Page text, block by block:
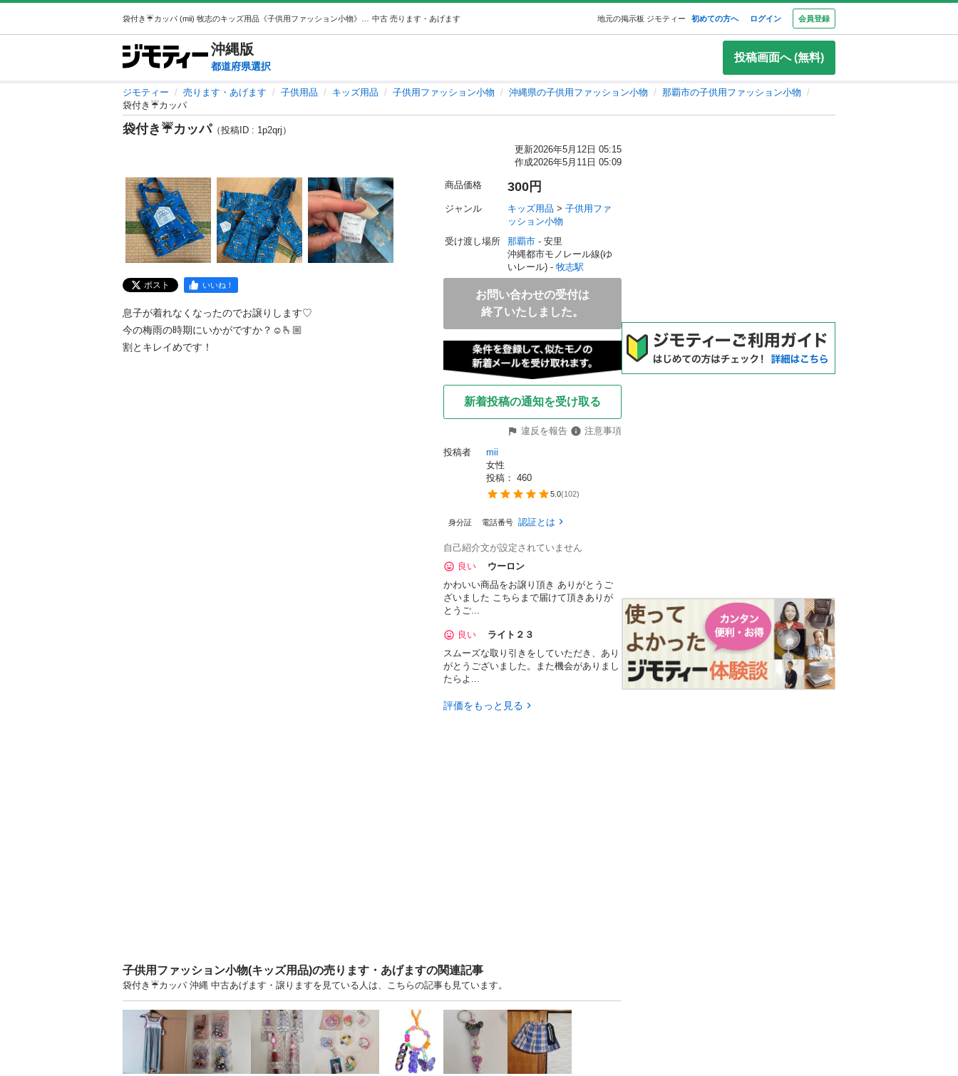
中古 売ります・あげます 地元の掲示板 ジモティー 初めての方へ ログイン 会員登録
沖縄版
都道府県選択
投稿画面へ (無料)
ジモティー 売ります・あげます 子供用品 キッズ用品 子供用ファッション小物 沖縄県の子供用ファッション小物
那覇市の子供用ファッション小物
袋付き☔️カッパ
袋付き☔️カッパ （投稿ID : 1p2qrj）
更新2026年5月12日 05:15
作成2026年5月11日 05:09
ポスト いいね！
息子が着れなくなったのでお譲りします♡
今の梅雨の時期にいかがですか？☺️🫰🏼
割とキレイめです！
商品価格 300円
ジャンル キッズ用品 > 子供用ファ
ッション小物
受け渡し場所
那覇市 - 安里
沖縄都市モノレール線(ゆ
いレール) - 牧志駅
お問い合わせの受付は
終了いたしました。
新着投稿の通知を受け取る
違反を報告
注意事項
投稿者
mii
女性
投稿： 460
5.0(102)
身分証 電話番号 認証とは
自己紹介文が設定されていません
良い
ウーロン
かわいい商品をお譲り頂き ありがとうご
ざいました こちらまで届けて頂きありが
とうご...
良い
ライト２３
スムーズな取り引きをしていただき、あり
がとうございました。また機会がありまし
たらよ...
評価をもっと見る
子供用ファッション小物(キッズ用品)の売ります・あげますの関連記事
袋付き☔️カッパ 沖縄 中古あげます・譲りますを見ている人は、こちらの記事も見ています。